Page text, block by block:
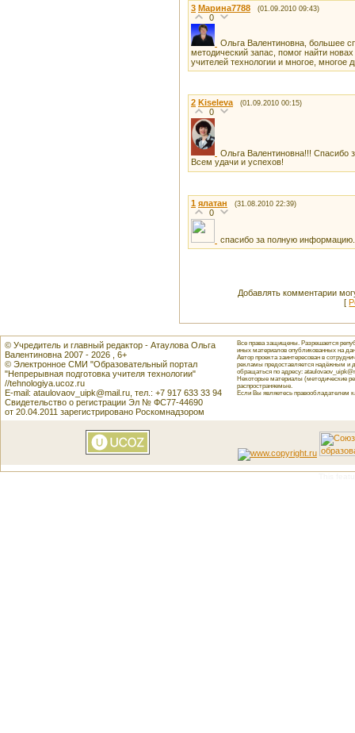
3 Марина7788 (01.09.2010 09:43)
0
Ольга Валентиновна, большее
методический запас, помог найти
учителей технологии и многое, многое
2 Kiseleva (01.09.2010 00:15)
0
Ольга Валентиновна!!! Спасибо
Всем удачи и успехов!
1 ялатан (31.08.2010 22:39)
0
спасибо за полную информацию.
Добавлять комментарии
[
© Учредитель и главный редактор - Атаулова Ольга
Валентиновна 2007 - 2026 , 6+
© Электронное СМИ "Образовательный портал
"Непрерывная подготовка учителя технологии"
//tehnologiya.ucoz.ru
E-mail: ataulovaov_uipk@mail.ru, тел.: +7 917 633 33 94
Свидетельство о регистрации Эл № ФС77-44690
от 20.04.2011 зарегистрировано Роскомнадзором
Все права защищены. Разрешается
иных материалов опубликованных на
Автор проекта заинтересован в
рекламы предоставляется надёжным и
обращаться по адресу:
Некоторые материалы (методические
распространяемые.
Если Вы являетесь правообладателем